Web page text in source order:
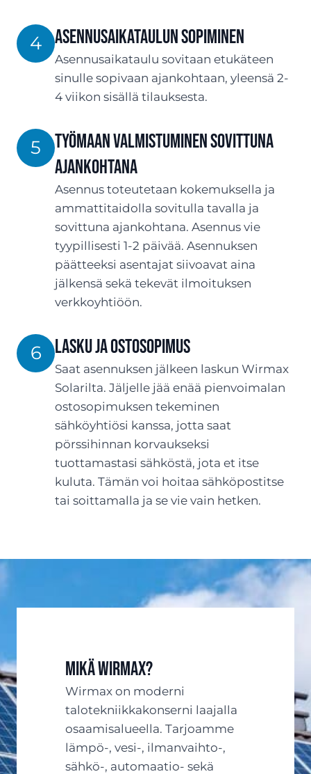
4 Asennusaikataulun sopiminen
Asennusaikataulu sovitaan etukäteen
sinulle sopivaan ajankohtaan, yleensä 2-
4 viikon sisällä tilauksesta.
5
Työmaan valmistuminen sovittuna
ajankohtana
Asennus toteutetaan kokemuksella ja
ammattitaidolla sovitulla tavalla ja
sovittuna ajankohtana. Asennus vie
tyypillisesti 1-2 päivää. Asennuksen
päätteeksi asentajat siivoavat aina
jälkensä sekä tekevät ilmoituksen
verkkoyhtiöön.
6 LASKU JA OSTOSOPIMUS
Saat asennuksen jälkeen laskun Wirmax
Solarilta. Jäljelle jää enää pienvoimalan
ostosopimuksen tekeminen
sähköyhtiösi kanssa, jotta saat
pörssihinnan korvaukseksi
tuottamastasi sähköstä, jota et itse
kuluta. Tämän voi hoitaa sähköpostitse
tai soittamalla ja se vie vain hetken.
Mikä Wirmax?
Wirmax on moderni
talotekniikkakonserni laajalla
osaamisalueella. Tarjoamme
lämpö-, vesi-, ilmanvaihto-,
sähkö-, automaatio- sekä